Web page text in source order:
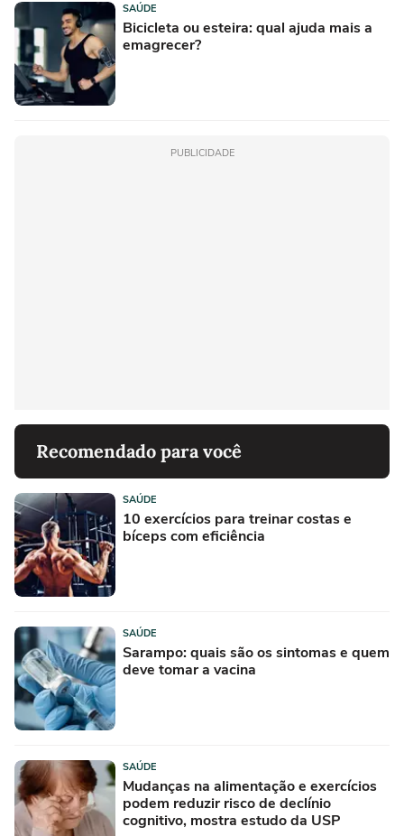
SAÚDE
Bicicleta ou esteira: qual ajuda mais a
emagrecer?
PUBLICIDADE
Recomendado para você
SAÚDE
10 exercícios para treinar costas e
bíceps com eficiência
SAÚDE
Sarampo: quais são os sintomas e quem
deve tomar a vacina
SAÚDE
Mudanças na alimentação e exercícios
podem reduzir risco de declínio
cognitivo, mostra estudo da USP